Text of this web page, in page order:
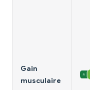
Gain
musculaire